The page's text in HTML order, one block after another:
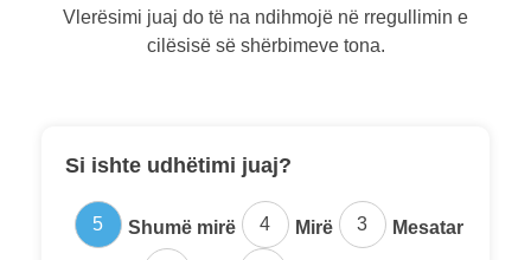
Vlerësimi juaj do të na ndihmojë në rregullimin e
cilësisë së shërbimeve tona.
Si ishte udhëtimi juaj?
5 Shumë mirë 4 Mirë 3 Mesatar